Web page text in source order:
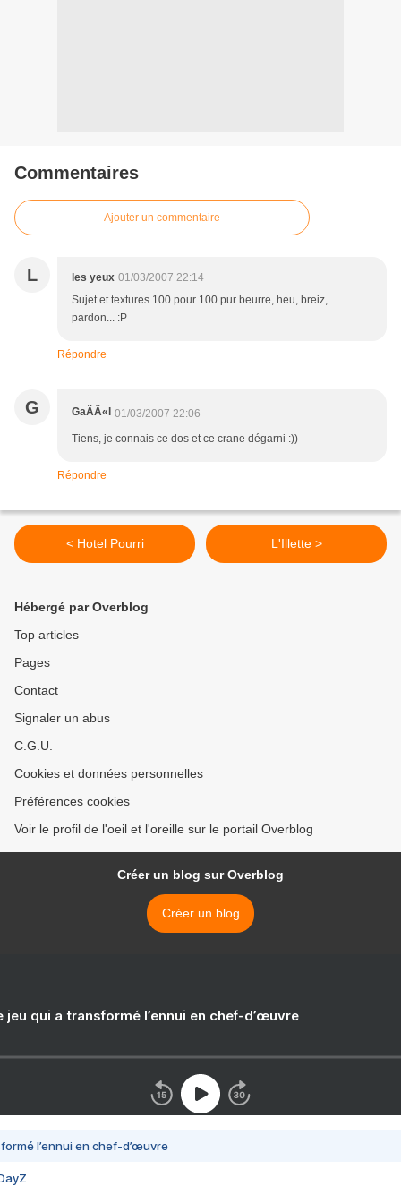
Commentaires
Ajouter un commentaire
L les yeux 01/03/2007 22:14
Sujet et textures 100 pour 100 pur beurre, heu, breiz,
pardon... :P
Répondre
G GaÃÂ«l 01/03/2007 22:06
Tiens, je connais ce dos et ce crane dégarni :))
Répondre
< Hotel Pourri L'Illette >
Hébergé par Overblog
Top articles
Pages
Contact
Signaler un abus
C.G.U.
Cookies et données personnelles
Préférences cookies
Voir le profil de l'oeil et l'oreille sur le portail Overblog
Créer un blog sur Overblog
Créer un blog
jeu qui a transformé l’ennui en chef-d’œuvre
l’ennui en chef-d’œuvre